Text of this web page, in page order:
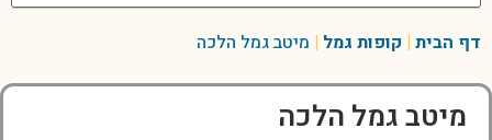
דף הבית | קופות גמל | מיטב גמל הלכה
מיטב גמל הלכה